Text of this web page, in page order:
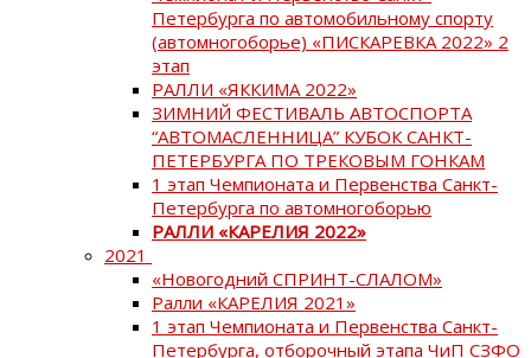
Петербурга по автомобильному спорту
(автомногоборье) «ПИСКАРЕВКА 2022» 2
этап
РАЛЛИ «ЯККИМА 2022»
ЗИМНИЙ ФЕСТИВАЛЬ АВТОСПОРТА
“АВТОМАСЛЕННИЦА” КУБОК САНКТ-
ПЕТЕРБУРГА ПО ТРЕКОВЫМ ГОНКАМ
1 этап Чемпионата и Первенства Санкт-
Петербурга по автомногоборью
РАЛЛИ «КАРЕЛИЯ 2022»
2021
«Новогодний СПРИНТ-СЛАЛОМ»
Ралли «КАРЕЛИЯ 2021»
1 этап Чемпионата и Первенства Санкт-
Петербурга, отборочный этапа ЧиП СЗФО